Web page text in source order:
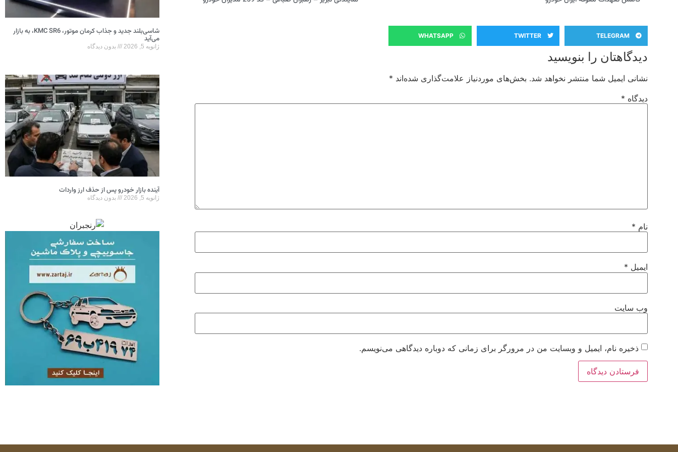
TELEGRAM
TWITTER
WHATSAPP
دیدگاهتان را بنویسید
نشانی ایمیل شما منتشر نخواهد شد. بخش‌های موردنیاز علامت‌گذاری شده‌اند *
دیدگاه *
نام *
ایمیل *
وب‌ سایت
ذخیره نام، ایمیل و وبسایت من در مرورگر برای زمانی که دوباره دیدگاهی می‌نویسم.
شاسی‌بلند جدید و جذاب کرمان موتور، KMC SR6، به بازار
می‌آید
ژانویه 5, 2026 بدون دیدگاه
آینده بازار خودرو پس از حذف ارز واردات
ژانویه 5, 2026 بدون دیدگاه